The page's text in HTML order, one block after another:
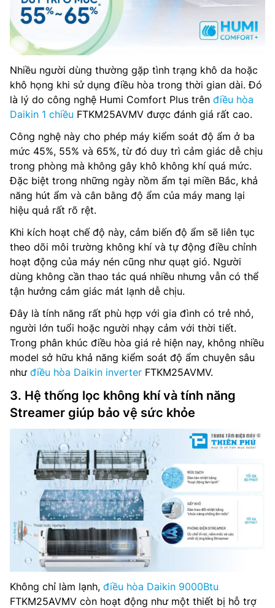
Nhiều người dùng thường gặp tình trạng khô da hoặc
khô họng khi sử dụng điều hòa trong thời gian dài. Đó
là lý do công nghệ Humi Comfort Plus trên điều hòa
Daikin 1 chiều FTKM25AVMV được đánh giá rất cao.
Công nghệ này cho phép máy kiểm soát độ ẩm ở ba
mức 45%, 55% và 65%, từ đó duy trì cảm giác dễ chịu
trong phòng mà không gây khô không khí quá mức.
Đặc biệt trong những ngày nồm ẩm tại miền Bắc, khả
năng hút ẩm và cân bằng độ ẩm của máy mang lại
hiệu quả rất rõ rệt.
Khi kích hoạt chế độ này, cảm biến độ ẩm sẽ liên tục
theo dõi môi trường không khí và tự động điều chỉnh
hoạt động của máy nén cũng như quạt gió. Người
dùng không cần thao tác quá nhiều nhưng vẫn có thể
tận hưởng cảm giác mát lạnh dễ chịu.
Đây là tính năng rất phù hợp với gia đình có trẻ nhỏ,
người lớn tuổi hoặc người nhạy cảm với thời tiết.
Trong phân khúc điều hòa giá rẻ hiện nay, không nhiều
model sở hữu khả năng kiểm soát độ ẩm chuyên sâu
như điều hòa Daikin inverter FTKM25AVMV.
3. Hệ thống lọc không khí và tính năng
Streamer giúp bảo vệ sức khỏe
Không chỉ làm lạnh, điều hòa Daikin 9000Btu
FTKM25AVMV còn hoạt động như một thiết bị hỗ trợ